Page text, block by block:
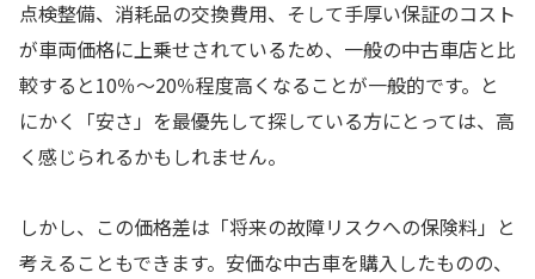
点検整備、消耗品の交換費用、そして手厚い保証のコスト
が車両価格に上乗せされているため、一般の中古車店と比
較すると10％〜20％程度高くなることが一般的です。と
にかく「安さ」を最優先して探している方にとっては、高
く感じられるかもしれません。
しかし、この価格差は「将来の故障リスクへの保険料」と
考えることもできます。安価な中古車を購入したものの、